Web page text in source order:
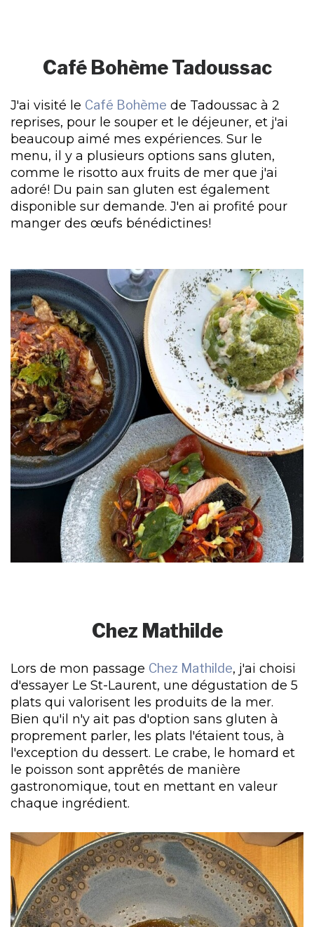
Café Bohème Tadoussac
J'ai visité le Café Bohème de Tadoussac à 2
reprises, pour le souper et le déjeuner, et j'ai
beaucoup aimé mes expériences. Sur le
menu, il y a plusieurs options sans gluten,
comme le risotto aux fruits de mer que j'ai
adoré! Du pain san gluten est également
disponible sur demande. J'en ai profité pour
manger des œufs bénédictines!
Chez Mathilde
Lors de mon passage Chez Mathilde, j'ai choisi
d'essayer Le St-Laurent, une dégustation de 5
plats qui valorisent les produits de la mer.
Bien qu'il n'y ait pas d'option sans gluten à
proprement parler, les plats l'étaient tous, à
l'exception du dessert. Le crabe, le homard et
le poisson sont apprêtés de manière
gastronomique, tout en mettant en valeur
chaque ingrédient.